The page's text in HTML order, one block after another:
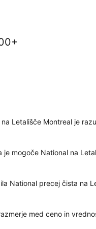
Letališče Montreal je
je mogoče National na
National precej čista na
med ceno in